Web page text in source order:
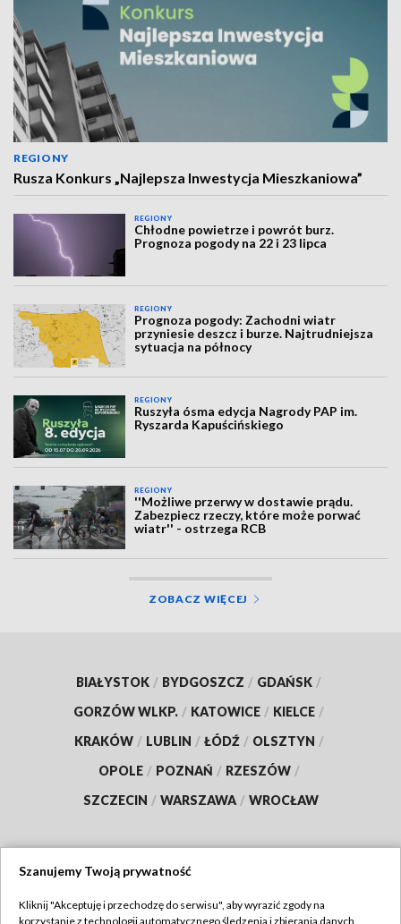
REGIONY
Rusza Konkurs „Najlepsza Inwestycja Mieszkaniowa”
REGIONY
Chłodne powietrze i powrót burz.
Prognoza pogody na 22 i 23 lipca
REGIONY
Prognoza pogody: Zachodni wiatr
przyniesie deszcz i burze. Najtrudniejsza
sytuacja na północy
REGIONY
Ruszyła ósma edycja Nagrody PAP im.
Ryszarda Kapuścińskiego
REGIONY
''Możliwe przerwy w dostawie prądu.
Zabezpiecz rzeczy, które może porwać
wiatr'' - ostrzega RCB
ZOBACZ WIĘCEJ
BIAŁYSTOK / BYDGOSZCZ / GDAŃSK /
GORZÓW WLKP. / KATOWICE / KIELCE /
KRAKÓW / LUBLIN / ŁÓDŹ / OLSZTYN /
OPOLE / POZNAŃ / RZESZÓW /
SZCZECIN / WARSZAWA / WROCŁAW
Szanujemy Twoją prywatność
Kliknij "Akceptuję i przechodzę do serwisu", aby wyrazić zgody na
korzystanie z technologii automatycznego śledzenia i zbierania danych,